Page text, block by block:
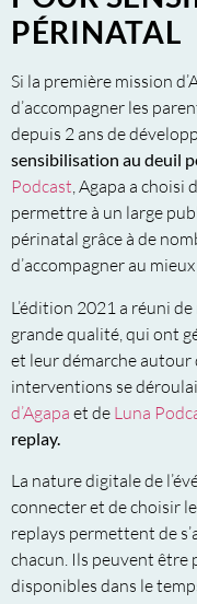
PÉRINATAL
Si la première mission
d’accompagner les
depuis 2 ans de
sensibilisation au deuil
Podcast, Agapa a choisi
permettre à un large
périnatal grâce à de
d’accompagner au
L’édition 2021 a réuni
grande qualité, qui ont
et leur démarche autour
interventions se
d’Agapa et de Luna
replay.
La nature digitale de
connecter et de choisir
replays permettent de
chacun. Ils peuvent être
disponibles dans le